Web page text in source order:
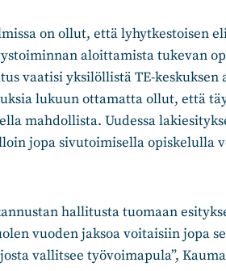
on ollut, että lyhytkestoisen
aloittamista tukevan
vaatisi yksilöllistä TE-keskuksen
lukuun ottamatta ollut, että
mahdollista. Uudessa
jopa sivutoimisella opiskelulla
hallitusta tuomaan
vuoden jaksoa voitaisiin jopa
vallitsee työvoimapula”,